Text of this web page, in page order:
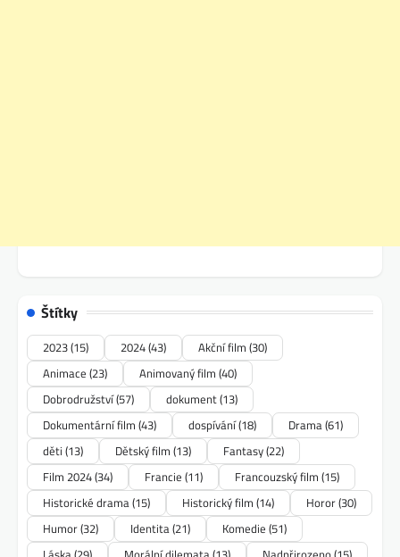
Štítky
2023(15) 2024(43) Akční film (30)
Animace (23) Animovaný film (40)
Dobrodružství(57) dokument(13)
Dokumentární film (43) dospívání(18) Drama(61)
děti (13) Dětský film (13) Fantasy(22)
Film 2024(34) Francie (11) Francouzský film (15)
Historické drama(15) Historický film (14) Horor(30)
Humor(32) Identita(21) Komedie (51)